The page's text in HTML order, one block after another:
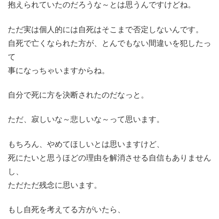
抱えられていたのだろうな～とは思うんですけどね。
ただ実は個人的には自死はそこまで否定しないんです。
自死で亡くなられた方が、とんでもない間違いを犯したっ
て
事になっちゃいますからね。
自分で死に方を決断されたのだなっと。
ただ、寂しいな～悲しいな～って思います。
もちろん、やめてほしいとは思いますけど、
死にたいと思うほどの理由を解消させる自信もありません
し、
ただただ残念に思います。
もし自死を考えてる方がいたら、